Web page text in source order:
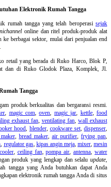
Elektronik Rumah Tangga
rumah tanggayang telah beroperasisejak
online dan ritel produk-produk alat
ke berbagai sektor, mulai dari penjualan end
.
retail yang berada di Ruko Harco, Blok P,
dan di Ruko Glodok Plaza, Komplek, Jl.
Tangga
produk berkualitas dan bergaransi resmi.
, magic com,oven, magic jar, kettle,food
exhaust fan, ventilating fan, wall exhaust
hood, blender, cookware set,dispenser,
, bread maker, air purifier, frying pan,
, regulator gas, kipas angin meja, mixer,mesin
, ceiling fan,pompa air,antenna,water
produk yang lengkap dan selalu update,
tangga yang Anda butuhkan dapat Anda
elektronik rumah tangga Anda di situs